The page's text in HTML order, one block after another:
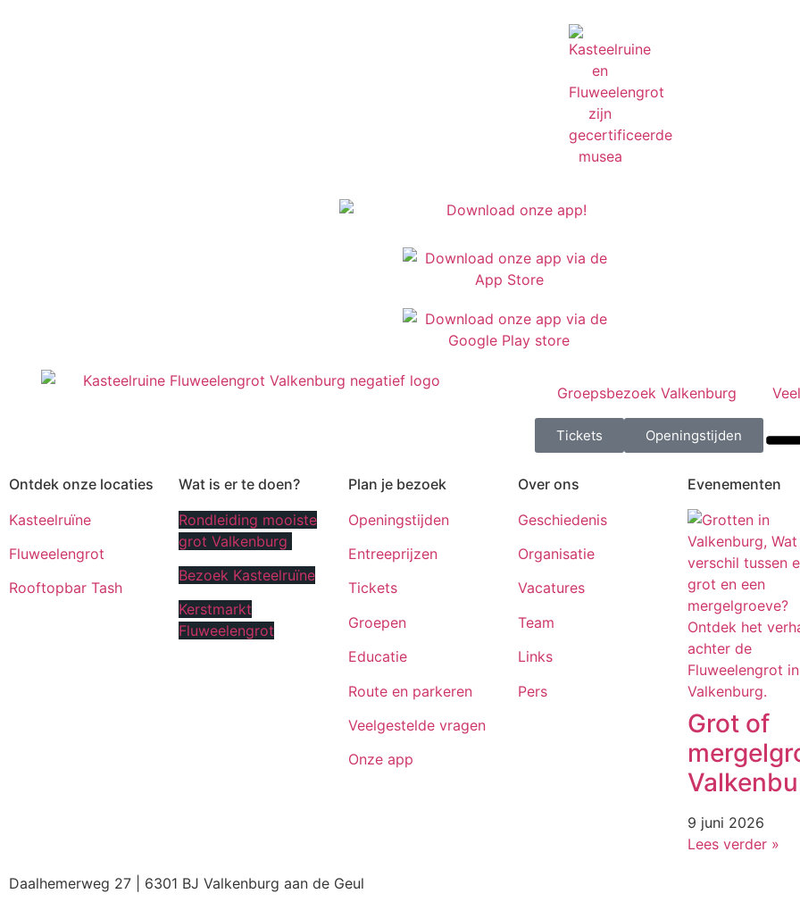
Groepsbezoek Valkenburg
Tickets Openingstijden
Ontdek onze locaties
Kasteelruïne
Fluweelengrot
Rooftopbar Tash
Wat is er te doen?
Rondleiding mooiste
grot Valkenburg
Bezoek Kasteelruïne
Kerstmarkt
Fluweelengrot
Plan je bezoek
Openingstijden
Entreeprijzen
Tickets
Groepen
Educatie
Route en parkeren
Veelgestelde vragen
Onze app
Over ons
Geschiedenis
Organisatie
Vacatures
Team
Links
Pers
Evenementen
Grot of
9 juni 2026
Lees verder »
Daalhemerweg 27 | 6301 BJ Valkenburg aan de Geul